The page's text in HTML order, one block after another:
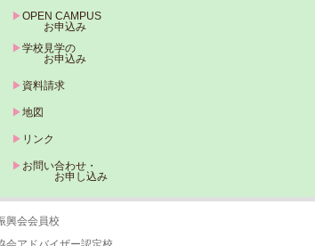
▶OPEN CAMPUS
お申込み
▶学校見学の
お申込み
▶ 資料請求
▶地図
▶ リンク
▶ お問い合わせ・
お申し込み
興会会員校